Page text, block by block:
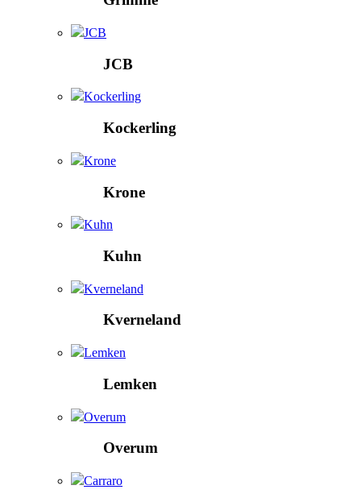
JCB
JCB
Kockerling
Kockerling
Krone
Krone
Kuhn
Kuhn
Kverneland
Kverneland
Lemken
Lemken
Overum
Overum
Carraro